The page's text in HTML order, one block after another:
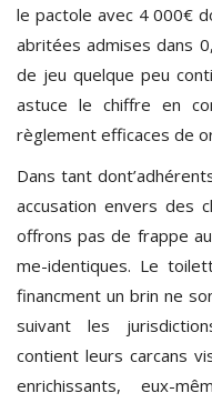
le pactole avec 4 000€
abritées admises dans
de jeu quelque peu
astuce le chiffre en
règlement efficaces de
Dans tant
accusation envers des
offrons pas de frappe
me-identiques. Le
financment un brin ne
suivant les
contient leurs carcans
enrichissants, eux-